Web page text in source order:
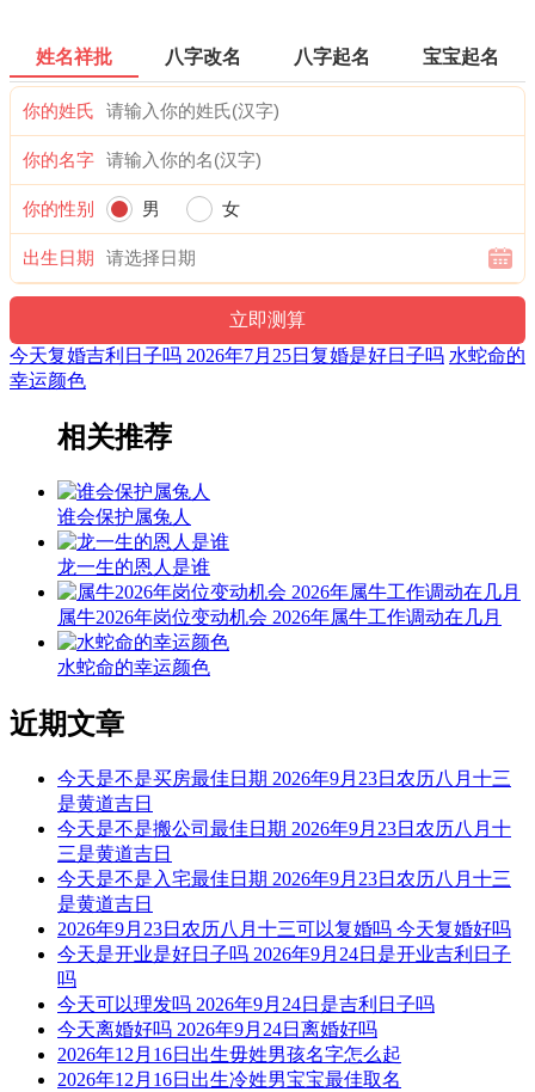
姓名祥批 八字改名 八字起名 宝宝起名
你的姓氏
你的名字
你的性别 男 女
出生日期
今天复婚吉利日子吗 2026年7月25日复婚是好日子吗 水蛇命的
幸运颜色
相关推荐
谁会保护属兔人
龙一生的恩人是谁
属牛2026年岗位变动机会 2026年属牛工作调动在几月
水蛇命的幸运颜色
近期文章
今天是不是买房最佳日期 2026年9月23日农历八月十三
是黄道吉日
今天是不是搬公司最佳日期 2026年9月23日农历八月十
三是黄道吉日
今天是不是入宅最佳日期 2026年9月23日农历八月十三
是黄道吉日
2026年9月23日农历八月十三可以复婚吗 今天复婚好吗
今天是开业是好日子吗 2026年9月24日是开业吉利日子
吗
今天可以理发吗 2026年9月24日是吉利日子吗
今天离婚好吗 2026年9月24日离婚好吗
2026年12月16日出生毋姓男孩名字怎么起
2026年12月16日出生冷姓男宝宝最佳取名